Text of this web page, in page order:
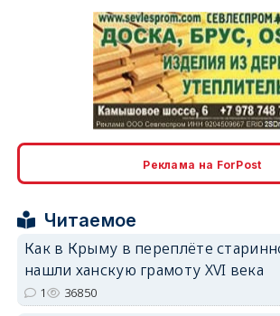
Реклама на ForPost
Читаемое
Как в Крыму в переплёте
нашли ханскую грамоту XVI века
1 36850